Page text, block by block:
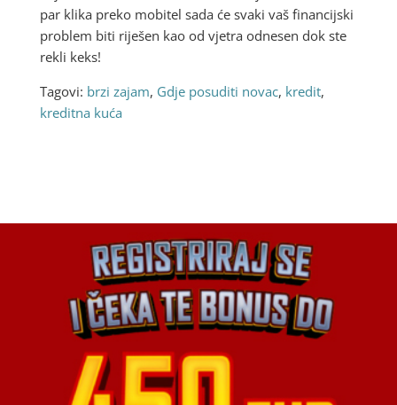
par klika preko mobitel sada će svaki vaš financijski
problem biti riješen kao od vjetra odnesen dok ste
rekli keks!
Tagovi: brzi zajam, Gdje posuditi novac, kredit,
kreditna kuća